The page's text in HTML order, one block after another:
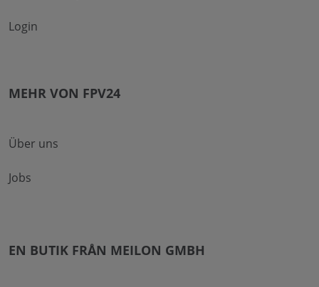
Login
MEHR VON FPV24
Über uns
Jobs
EN BUTIK FRÅN MEILON GMBH